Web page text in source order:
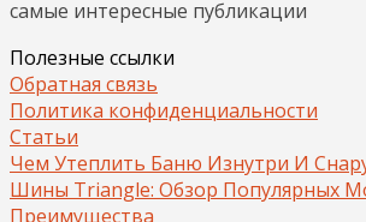
самые интересные публикации
Полезные ссылки
Обратная связь
Политика конфиденциальности
Статьи
Чем Утеплить Баню Изнутри И
Шины Triangle: Обзор Популярных
Преимущества